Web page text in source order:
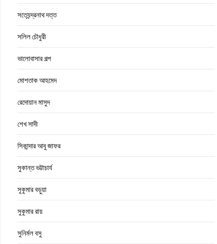
সত্যেন্দ্রনাথ দত্ত
সলিল চৌধুরী
ভালোবাসার গল্প
মোশতাক আহমেদ
রেদোয়ান মাসুদ
শেখ সাদী
সিকান্দার আবু জাফর
সুকান্ত ভট্টাচার্য
সুকুমার বড়ুয়া
সুকুমার রায়
সুনির্মল বসু